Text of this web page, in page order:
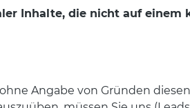
Inhalte, die nicht auf
Angabe von Gründen